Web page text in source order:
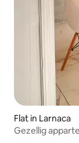
Flat in Larnaca
Gezellig